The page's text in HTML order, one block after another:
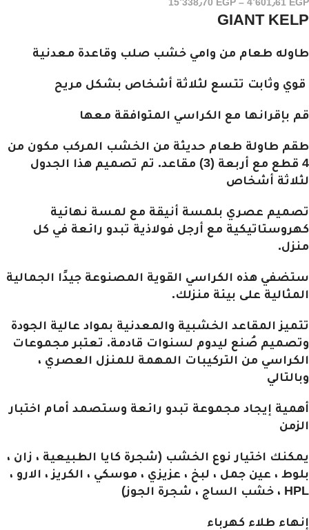
GIANT KELP
طاوله طعام من وامي خشب صلب وقاعدة معدنية
قوي وثابت تتسع لثلاثة أشخاص بشكل مريح
قم بإقرانها مع الكراسي المتوافقة معها
طقم طاولة طعام حديثة من الخشب المركب مكون من
4 قطع مع أربعة (3) مقاعد. تم تصميم هذا الجدول
لثلاثة أشخاص
تصميم عصري بلمسة أنيقة مع لمسة نهائية
كهروستاتيكية مع أرجل فولاذية تبدو رائعة في كل
منزل.
ستضفي هذه الكراسي القوية المصنوعة جيدًا الجمالية
المثالية على بيئة منزلك.
تتميز المقاعد الخشبية والمعدنية بمواد عالية الجودة
وتصميم صُنع ليدوم لسنوات قادمة. تعتبر مجموعات
الكراسي من التركيبات المهمة للمنزل العصري ،
وبالتالي
أهمية إيجاد مجموعة تبدو رائعة وستصمد أمام اختبار
الزمن
يمكنك اختيار نوع الخشب (شجرة كايا الطبيعية ، زان ،
بلوط ، عين جمل ، لبخ ، عزيزي ، موسكي ، الكريز ، الارو ،
HPL ، خشب الساج ، شجرة الجوز)
إنهاء طلاء كهرباء